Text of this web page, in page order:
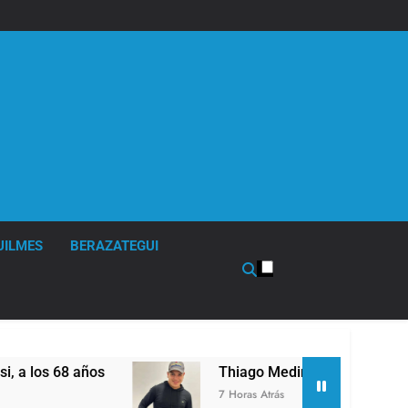
BERAZATEGUI
Thiago Medina fue imputado formalmente por
7 Horas Atrás